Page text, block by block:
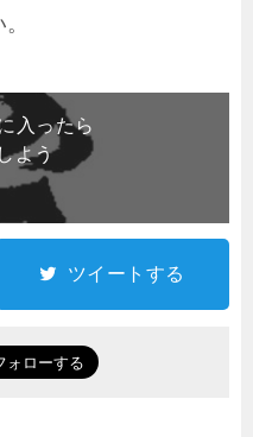
入ったら
よう
ツイートする